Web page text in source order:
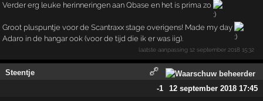
Verder erg leuke herinneringen aan Qbase en het is prima zo
Groot pluspuntje voor de Scantraxx stage overigens! Made my day
Adaro in de hangar ook (voor de tijd die ik er was iig).
laatste aanpassing12 september 2018 15:32
Steentje
-1
12 september 2018 17:45